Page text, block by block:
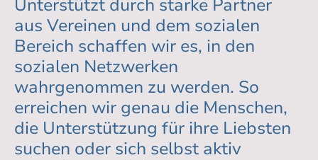
Unterstützt durch starke Partner
aus Vereinen und dem sozialen
Bereich schaffen wir es, in den
sozialen Netzwerken
wahrgenommen zu werden. So
erreichen wir genau die Menschen,
die Unterstützung für ihre Liebsten
suchen oder sich selbst aktiv